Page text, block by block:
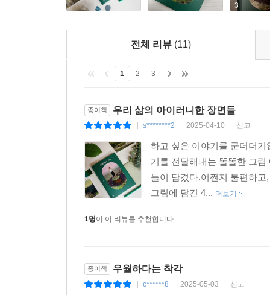
3
전체 리뷰 (11)
1 2 3
종이책 우리 삶의 아이러니한 장면들
s********2 2025-04-10 신고
하고 싶은 이야기를 군더더
기를 전달해내는 똘똘한 그
들이 담겼다.어쩐지 불편하
그림에 담긴 4... 더보기
1명이 이 리뷰를 추천합니다.
종이책 우월하다는 착각
c******8 2025-05-03 신고